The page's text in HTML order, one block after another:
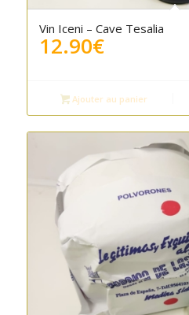
Vin Iceni – Cave Tesalia
12.90€
Ajouter au panier